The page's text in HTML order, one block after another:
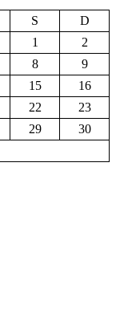
S
D
1
2
8
9
15
16
22
23
29
30